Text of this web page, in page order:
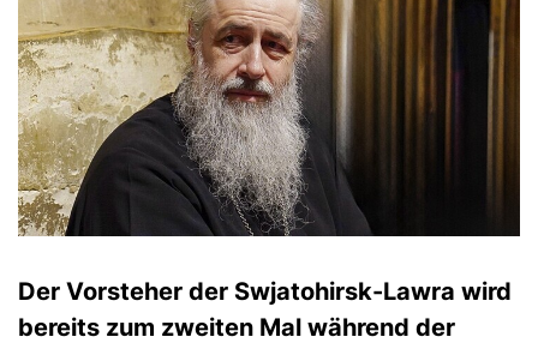
Der Vorsteher der Swjatohirsk-Lawra wird
bereits zum zweiten Mal während der